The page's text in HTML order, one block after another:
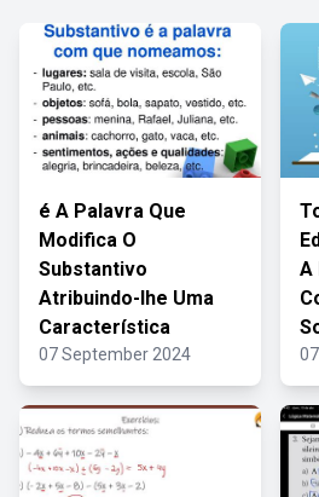
é A Palavra Que
Modifica O
Substantivo
Atribuindo-lhe Uma
Característica
07 September 2024
A